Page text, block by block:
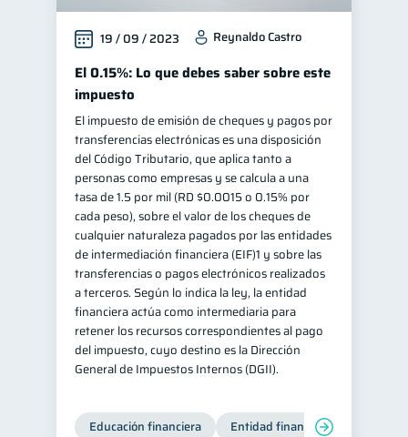
19 / 09 / 2023 Reynaldo Castro
El 0.15%: Lo que debes saber sobre este
impuesto
El impuesto de emisión de cheques y pagos por
transferencias electrónicas es una disposición
del Código Tributario, que aplica tanto a
personas como empresas y se calcula a una
tasa de 1.5 por mil (RD $0.0015 o 0.15% por
cada peso), sobre el valor de los cheques de
cualquier naturaleza pagados por las entidades
de intermediación financiera (EIF)1 y sobre las
transferencias o pagos electrónicos realizados
a terceros. Según lo indica la ley, la entidad
financiera actúa como intermediaria para
retener los recursos correspondientes al pago
del impuesto, cuyo destino es la Dirección
General de Impuestos Internos (DGII).
Educación financiera Entidad financiera